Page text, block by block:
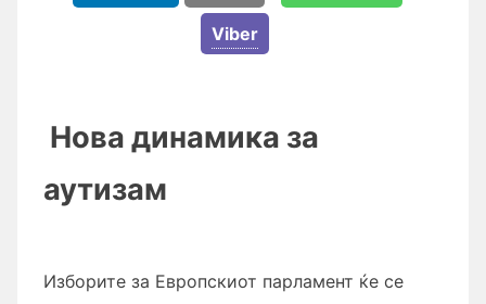
Viber
Нова динамика за
аутизам
Изборите за Европскиот парламент ќе се